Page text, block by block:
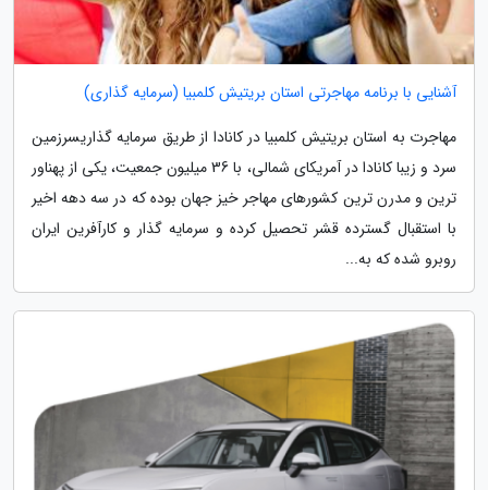
آشنایی با برنامه مهاجرتی استان بریتیش کلمبیا (سرمایه گذاری)
مهاجرت به استان بریتیش کلمبیا در کانادا از طریق سرمایه گذاریسرزمین
سرد و زیبا کانادا در آمریکای شمالی، با 36 میلیون جمعیت، یکی از پهناور
ترین و مدرن ترین کشورهای مهاجر خیز جهان بوده که در سه دهه اخیر
با استقبال گسترده قشر تحصیل کرده و سرمایه گذار و کارآفرین ایران
روبرو شده که به...